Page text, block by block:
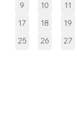
9
10 11
17
18 19
25
26 27